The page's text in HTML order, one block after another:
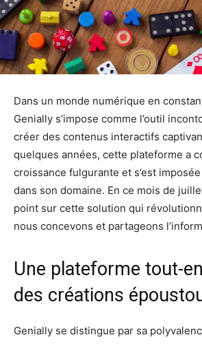
Dans un monde numérique en
Genially s’impose comme l’outil
créer des contenus interactifs
quelques années, cette plateforme a
croissance fulgurante et s’est
dans son domaine. En ce mois de
point sur cette solution qui
nous concevons et partageons
Une plateforme tout-
des créations
Genially se distingue par sa